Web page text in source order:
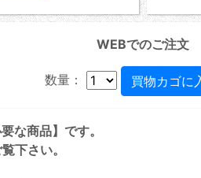
WEBでのご注文
数量：
な商品】です。
下さい。